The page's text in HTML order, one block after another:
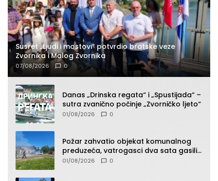
Susret „Ljudi i mostovi“ potvrdio bratske veze
Zvornika i Malog Zvornika
07/08/2026 0
Danas „Drinska regata“ i „Spustijada“ –
sutra zvanično počinje „Zvorničko ljeto“
01/08/2026 0
Požar zahvatio objekat komunalnog
preduzeća, vatrogasci dva sata gasili
vatru (FOTO)
01/08/2026 0